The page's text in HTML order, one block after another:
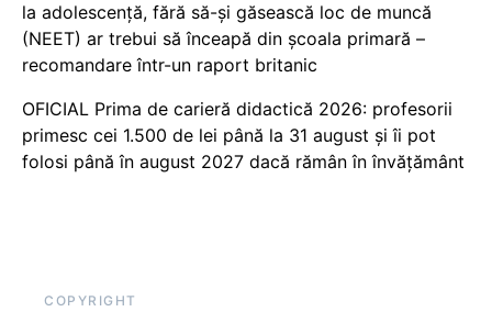
la adolescență, fără să-și găsească loc de muncă
(NEET) ar trebui să înceapă din școala primară –
recomandare într-un raport britanic
OFICIAL Prima de carieră didactică 2026: profesorii
primesc cei 1.500 de lei până la 31 august și îi pot
folosi până în august 2027 dacă rămân în învățământ
COPYRIGHT